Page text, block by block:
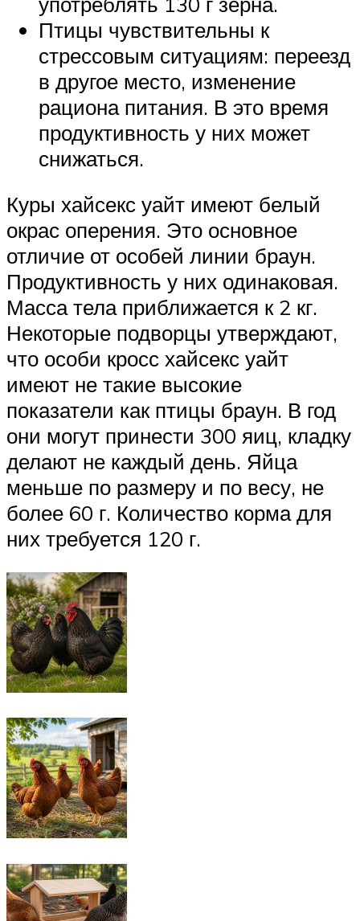
Птицы чувствительны к
стрессовым ситуациям: переезд
в другое место, изменение
рациона питания. В это время
продуктивность у них может
снижаться.
Куры хайсекс уайт имеют белый
окрас оперения. Это основное
отличие от особей линии браун.
Продуктивность у них одинаковая.
Масса тела приближается к 2 кг.
Некоторые подворцы утверждают,
что особи кросс хайсекс уайт
имеют не такие высокие
показатели как птицы браун. В год
они могут принести 300 яиц, кладку
делают не каждый день. Яйца
меньше по размеру и по весу, не
более 60 г. Количество корма для
них требуется 120 г.